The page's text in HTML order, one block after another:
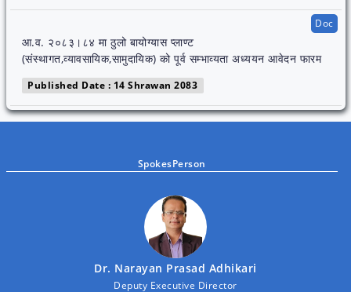
आ.व. २०८३।८४ मा ठुलो बायोग्यास प्लाण्ट
(संस्थागत,व्यावसायिक,सामुदायिक) को पूर्व सम्भाव्यता अध्ययन आवेदन फारम
Published Date : 14 Shrawan 2083
Doc
SpokesPerson
Dr. Narayan Prasad Adhikari
Deputy Executive Director